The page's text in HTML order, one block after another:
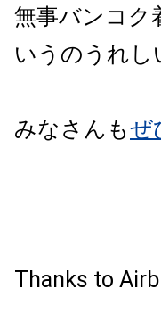
無事バンコク
いうのうれし
みなさんもぜ
Thanks to